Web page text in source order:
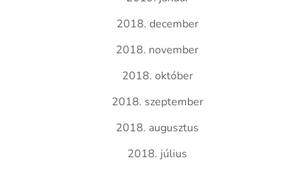
2018. december
2018. november
2018. október
2018. szeptember
2018. augusztus
2018. július